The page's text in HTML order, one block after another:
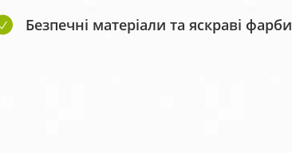
Безпечні матеріали та яскраві фарби